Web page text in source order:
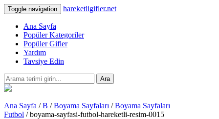
Toggle navigation hareketligifler.net
Ana Sayfa
Popüler Kategoriler
Popüler Gifler
Yardım
Tavsiye Edin
Ara
Ana Sayfa /B /Boyama Sayfaları /Boyama Sayfaları
Futbol / boyama-sayfasi-futbol-hareketli-resim-0015